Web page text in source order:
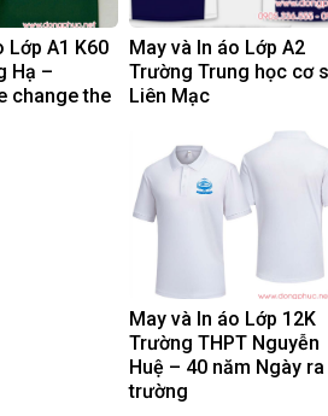
Lớp A1 K60
Hạ –
change the
May và In áo Lớp A2
Trường Trung học cơ
Liên Mạc
May và In áo Lớp 12K
Trường THPT Nguyễn
Huệ – 40 năm Ngày ra
trường